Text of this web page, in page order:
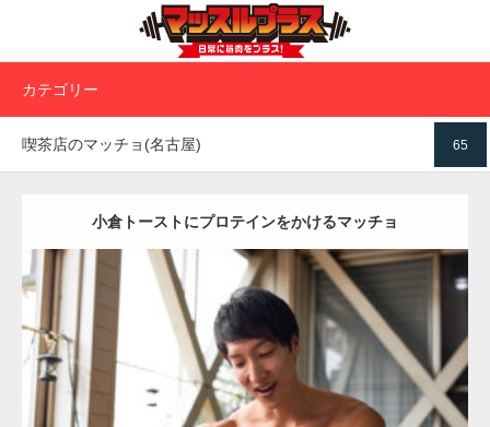
カテゴリー
65
喫茶店のマッチョ(名古屋)
小倉トーストにプロテインをかけるマッチョ
Update:2023.02.11
Category: 喫茶店のマッチョ(名古屋) その他 AKIHITO(細マッチョ) 大
胸筋
上腕三頭筋 名古屋 (愛知)